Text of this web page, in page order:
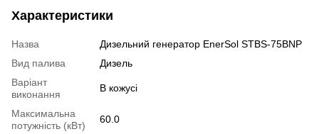
Характеристики
Назва
Дизельний генератор EnerSol STBS-75BNP
Вид палива
Дизель
Варіант
виконання
В кожусі
Максимальна
потужність (кВт)
60.0